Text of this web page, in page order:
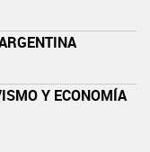
Y ECONOMÍA